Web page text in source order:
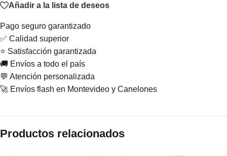
Añadir a la lista de deseos
Pago seguro garantizado
✅ Calidad superior
⭐ Satisfacción garantizada
🚚 Envíos a todo el país
💬 Atención personalizada
🚀 Envíos flash en Montevideo y Canelones
Productos relacionados